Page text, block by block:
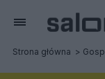
Strona główna